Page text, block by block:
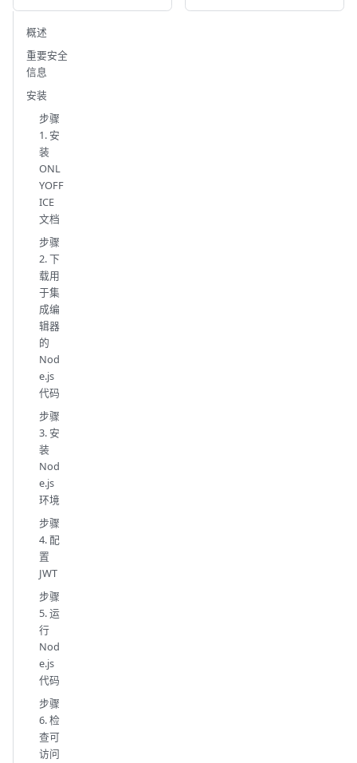
概述
重要安全
信息
安装
步骤
1. 安
装
ONL
YOFF
ICE
文档
步骤
2. 下
载用
于集
成编
辑器
的
Nod
e.js
代码
步骤
3. 安
装
Nod
e.js
环境
步骤
4. 配
置
JWT
步骤
5. 运
行
Nod
e.js
代码
步骤
6. 检
查可
访问